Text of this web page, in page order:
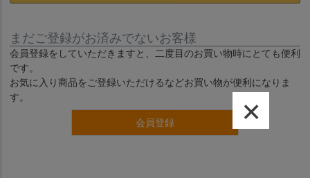
まだご登録がお済みでないお客様
会員登録をしていただきますと、二度目のお買い物時にとても便利
です。
お気に入り商品をご登録いただけるなどお買い物が便利になりま
す。
会員登録 ×